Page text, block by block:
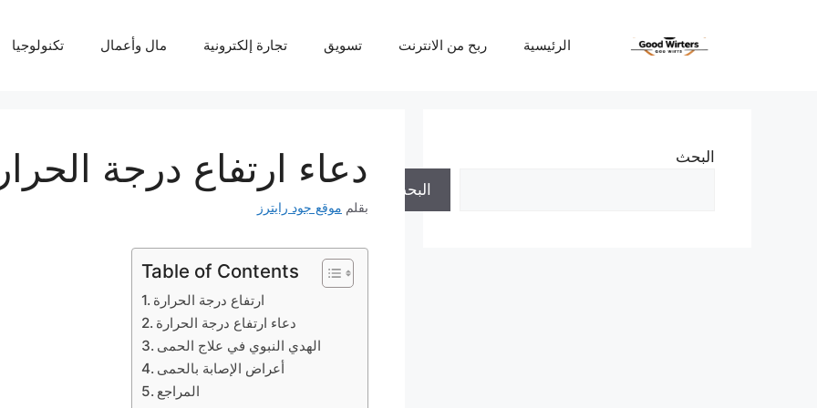
الرئيسية ربح من الانترنت تسويق تجارة إلكترونية مال وأعمال تكنولوجيا
دعاء ارتفاع درجة
بقلم موقع جود رايترز
Table of Contents
ارتفاع درجة الحرارة
دعاء ارتفاع درجة الحرارة
الهدي النبوي في علاج الحمى
أعراض الإصابة بالحمى
المراجع
البحث
البحث